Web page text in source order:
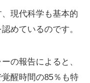
現代科学も基本的
めているのです。
の報告によると、
醒時間の85％も特